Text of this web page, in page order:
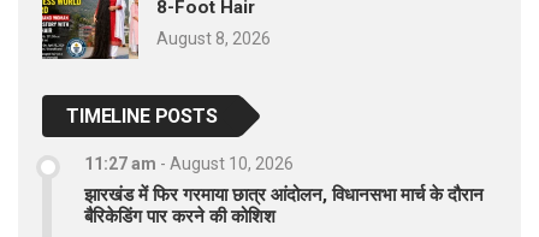
8-Foot Hair
August 8, 2026
TIMELINE POSTS
11:27 am - August 10, 2026
झारखंड में फिर गरमाया छात्र आंदोलन, विधानसभा मार्च के दौरान
बैरिकेडिंग पार करने की कोशिश